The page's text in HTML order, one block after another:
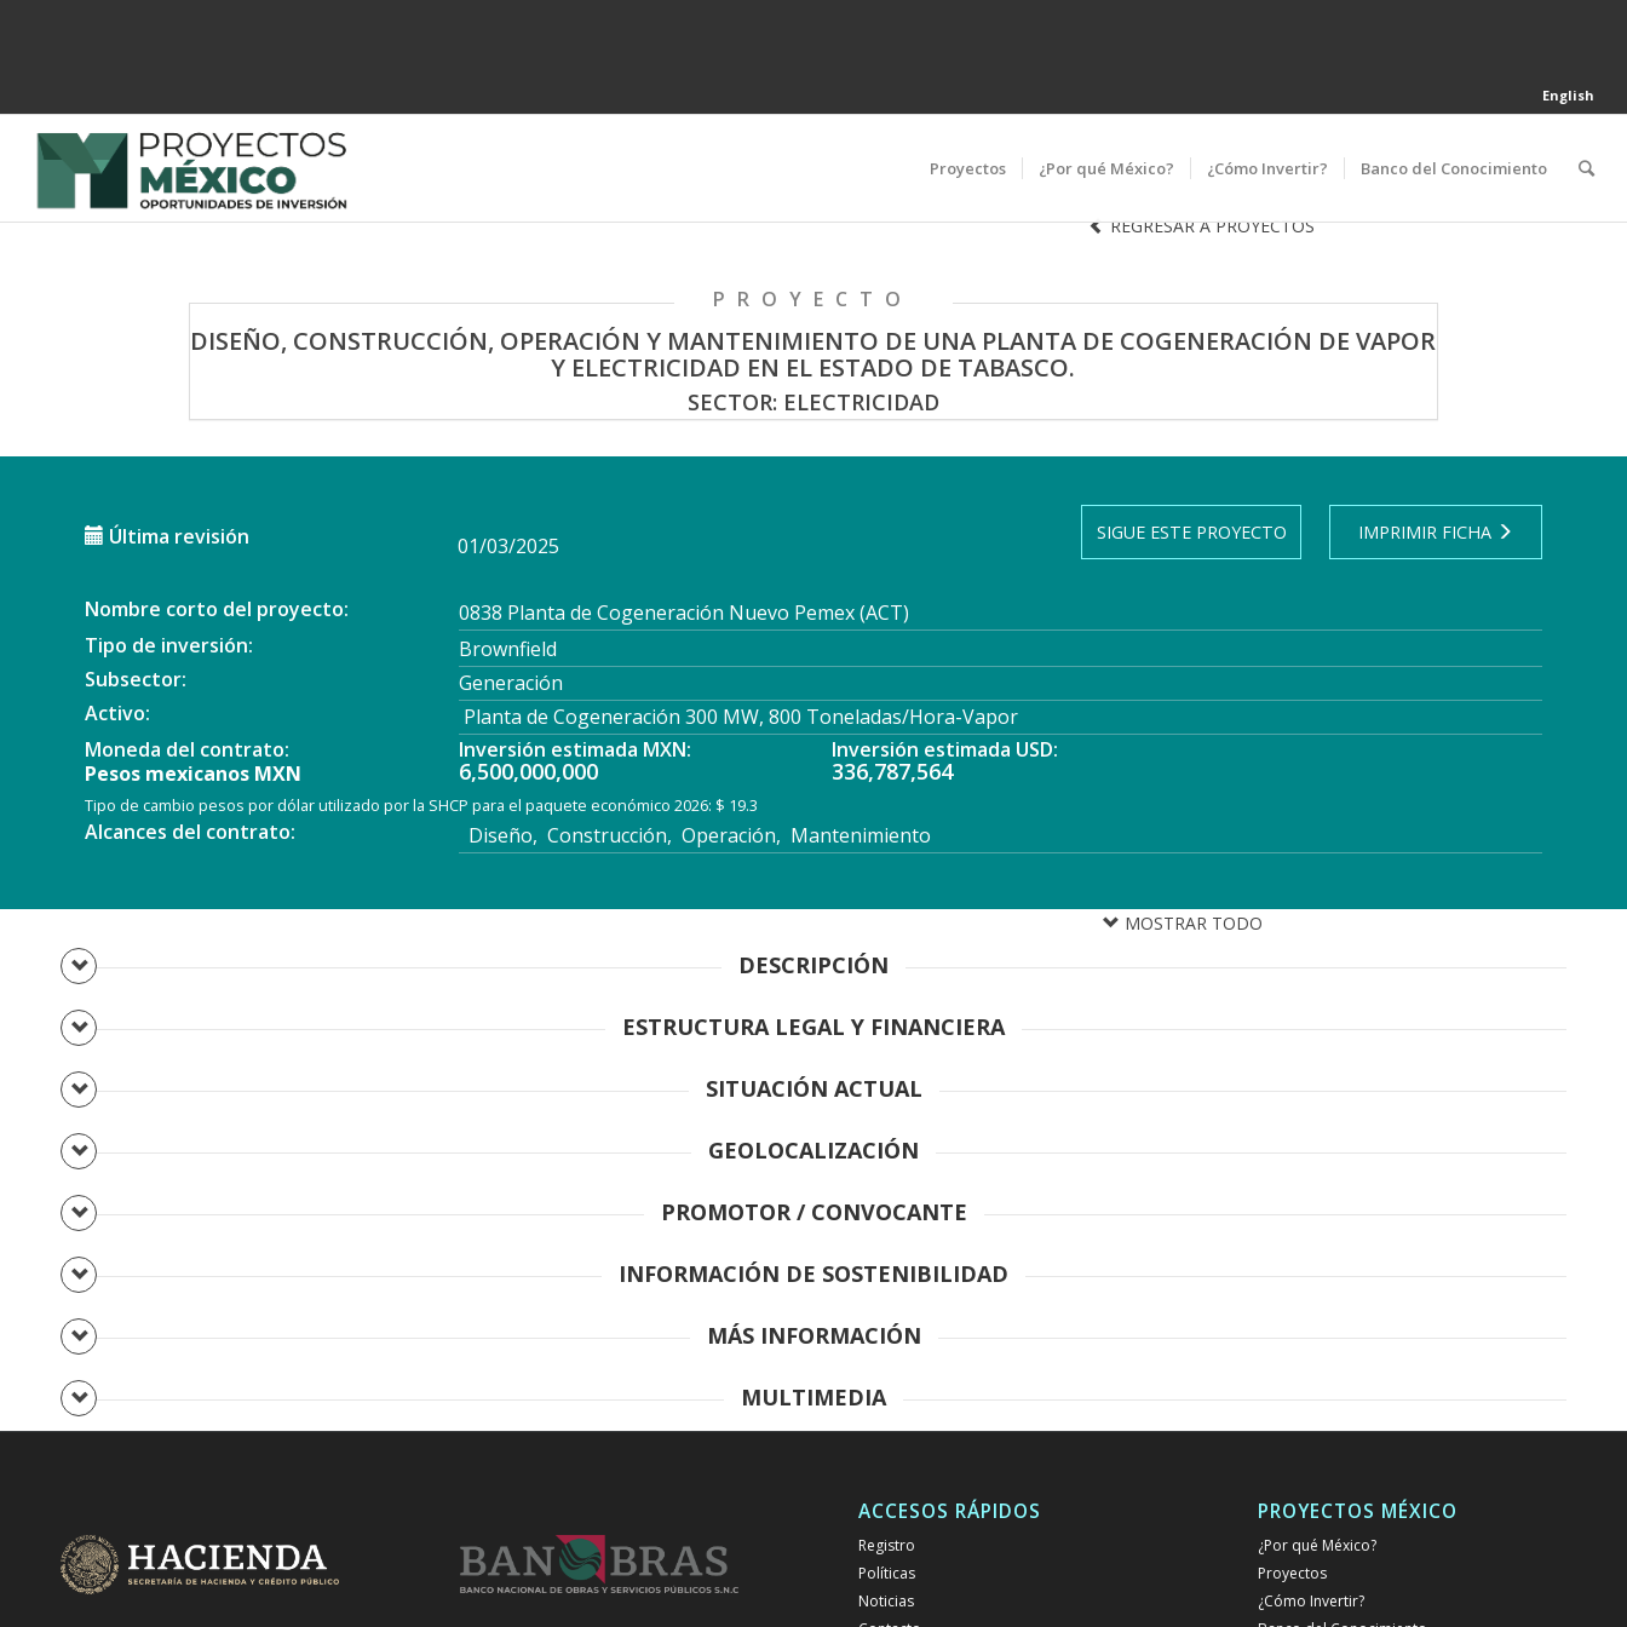
English
Proyectos ¿Por qué México? ¿Cómo Invertir? Banco del Conocimiento
REGRESAR A PROYECTOS
PROYECTO
DISEÑO, CONSTRUCCIÓN, OPERACIÓN Y MANTENIMIENTO DE UNA PLANTA DE COGENERACIÓN DE VAPOR
Y ELECTRICIDAD EN EL ESTADO DE TABASCO.
SECTOR: ELECTRICIDAD
Última revisión 01/03/2025
SIGUE ESTE PROYECTO IMPRIMIR FICHA
Nombre corto del proyecto:
0838 Planta de Cogeneración Nuevo Pemex (ACT)
Tipo de inversión:
Brownfield
Subsector:
Generación
Activo:
Planta de Cogeneración 300 MW, 800 Toneladas/Hora-Vapor
Moneda del contrato:
Pesos mexicanos MXN
Inversión estimada MXN:
6,500,000,000
Inversión estimada USD:
336,787,564
Tipo de cambio pesos por dólar utilizado por la SHCP para el paquete económico 2026: $ 19.3
Alcances del contrato: Diseño, Construcción, Operación, Mantenimiento
MOSTRAR TODO
DESCRIPCIÓN
ESTRUCTURA LEGAL Y FINANCIERA
SITUACIÓN ACTUAL
GEOLOCALIZACIÓN
PROMOTOR / CONVOCANTE
INFORMACIÓN DE SOSTENIBILIDAD
MÁS INFORMACIÓN
MULTIMEDIA
ACCESOS RÁPIDOS
Registro
Políticas
Noticias
PROYECTOS MÉXICO
¿Por qué México?
Proyectos
¿Cómo Invertir?